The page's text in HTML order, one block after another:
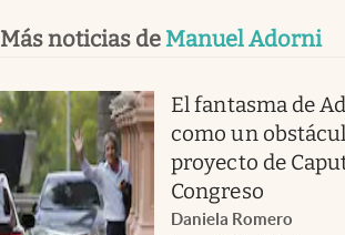
Más noticias de Manuel Adorni
El fantasma de
como un
proyecto de
Congreso
Daniela Romero